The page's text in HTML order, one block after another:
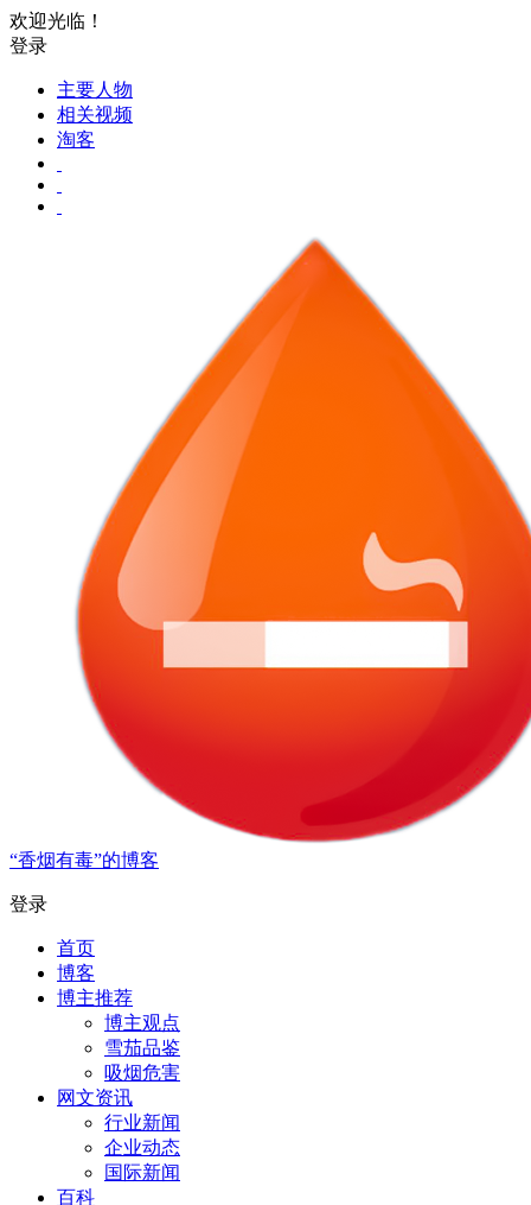
欢迎光临！
登录
主要人物
相关视频
淘客
“香烟有毒”的博客
登录
首页
博客
博主推荐
博主观点
雪茄品鉴
吸烟危害
网文资讯
行业新闻
企业动态
国际新闻
百科